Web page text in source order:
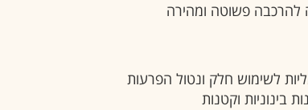
להרכבה פשוטה ומהירה
לשימוש חלק ונטול הפרעות
בינוניות וקטנות